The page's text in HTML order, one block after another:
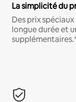
La simplicité du
Des prix
longue durée et